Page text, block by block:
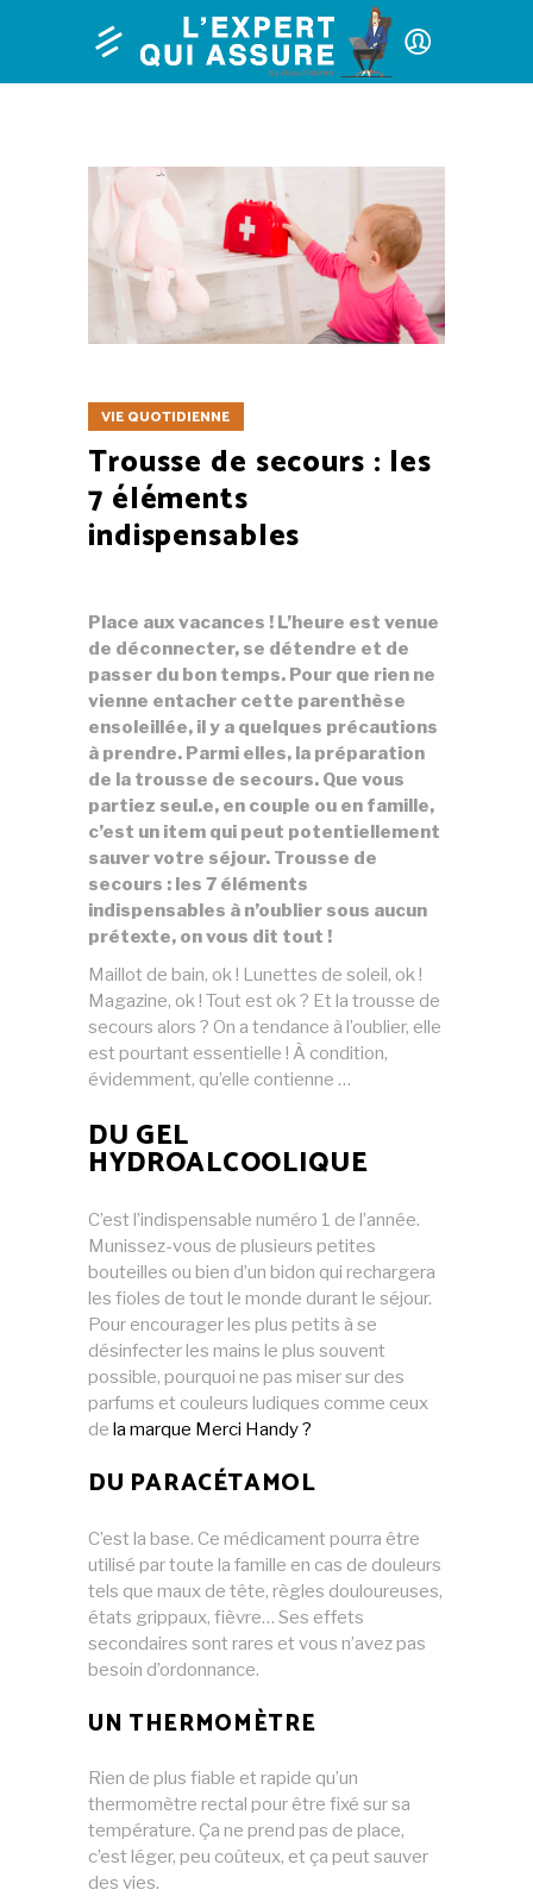
VIE QUOTIDIENNE
Trousse de secours : les
7 éléments
indispensables
Place aux vacances ! L’heure est venue
de déconnecter, se détendre et de
passer du bon temps. Pour que rien ne
vienne entacher cette parenthèse
ensoleillée, il y a quelques précautions
à prendre. Parmi elles, la préparation
de la trousse de secours. Que vous
partiez seul.e, en couple ou en famille,
c’est un item qui peut potentiellement
sauver votre séjour. Trousse de
secours : les 7 éléments
indispensables à n’oublier sous aucun
prétexte, on vous dit tout !
Maillot de bain, ok ! Lunettes de soleil, ok !
Magazine, ok ! Tout est ok ? Et la trousse de
secours alors ? On a tendance à l’oublier, elle
est pourtant essentielle ! À condition,
évidemment, qu’elle contienne …
DU GEL
HYDROALCOOLIQUE
C’est l’indispensable numéro 1 de l’année.
Munissez-vous de plusieurs petites
bouteilles ou bien d’un bidon qui rechargera
les fioles de tout le monde durant le séjour.
Pour encourager les plus petits à se
désinfecter les mains le plus souvent
possible, pourquoi ne pas miser sur des
parfums et couleurs ludiques comme ceux
de la marque Merci Handy ?
DU PARACÉTAMOL
C’est la base. Ce médicament pourra être
utilisé par toute la famille en cas de douleurs
tels que maux de tête, règles douloureuses,
états grippaux, fièvre… Ses effets
secondaires sont rares et vous n’avez pas
besoin d’ordonnance.
UN THERMOMÈTRE
Rien de plus fiable et rapide qu’un
thermomètre rectal pour être fixé sur sa
température. Ça ne prend pas de place,
c’est léger, peu coûteux, et ça peut sauver
des vies.